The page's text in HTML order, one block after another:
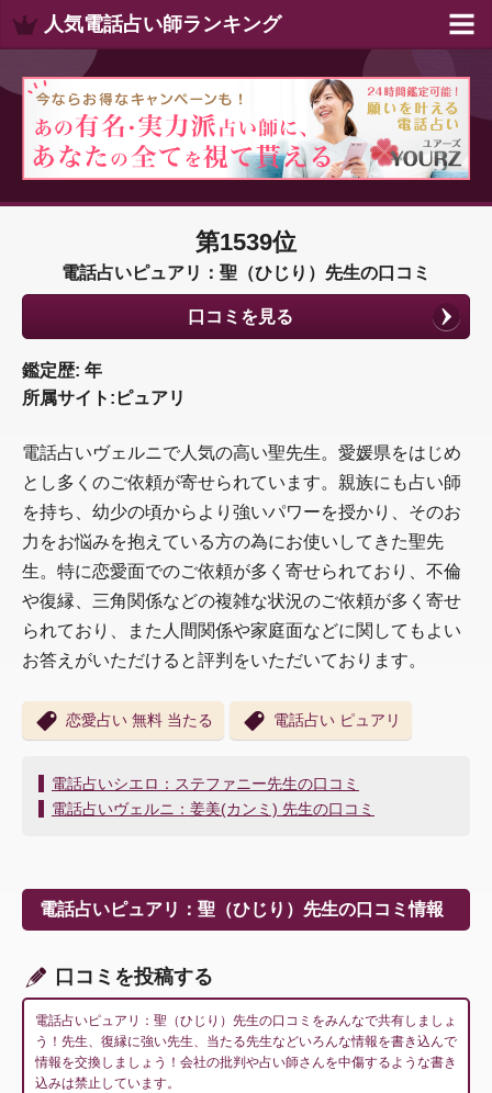
人気電話占い師ランキング
第1539位
電話占いピュアリ：聖（ひじり）先生の口コミ
口コミを見る
鑑定歴: 年
所属サイト:ピュアリ
電話占いヴェルニで人気の高い聖先生。愛媛県をはじめ
とし多くのご依頼が寄せられています。親族にも占い師
を持ち、幼少の頃からより強いパワーを授かり、そのお
力をお悩みを抱えている方の為にお使いしてきた聖先
生。特に恋愛面でのご依頼が多く寄せられており、不倫
や復縁、三角関係などの複雑な状況のご依頼が多く寄せ
られており、また人間関係や家庭面などに関してもよい
お答えがいただけると評判をいただいております。
恋愛占い 無料 当たる 電話占い ピュアリ
投
稿
ー
シ
ン
電話占いシエロ：ステファニー先生の口コミ
電話占いヴェルニ：姜美(カンミ) 先生の口コミ
電話占いピュアリ：聖（ひじり）先生の口コミ情報
口コミを投稿する
電話占いピュアリ：聖（ひじり）先生の口コミをみんなで共有しましょ
う！先生、復縁に強い先生、当たる先生などいろんな情報を書き込んで
情報を交換しましょう！会社の批判や占い師さんを中傷するような書き
込みは禁止しています。